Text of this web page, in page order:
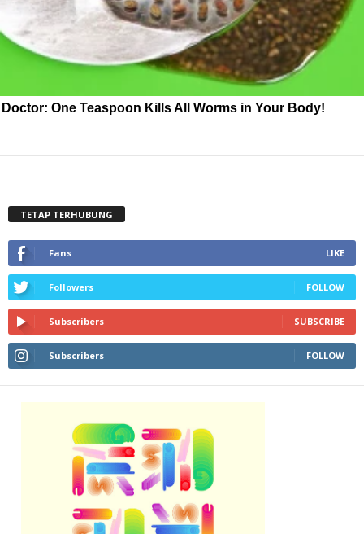
Doctor: One Teaspoon Kills All Worms in Your Body!
TETAP TERHUBUNG
Fans LIKE
Followers FOLLOW
Subscribers SUBSCRIBE
Subscribers FOLLOW